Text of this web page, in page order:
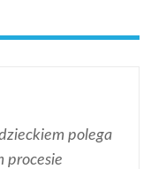
polega
procesie